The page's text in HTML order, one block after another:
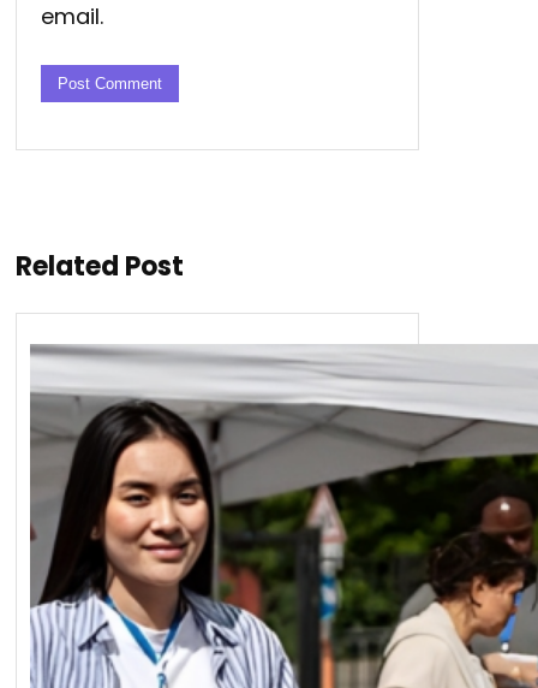
email.
Related Post